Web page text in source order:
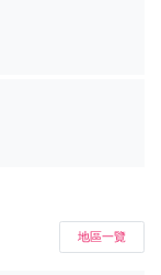
地區一覽